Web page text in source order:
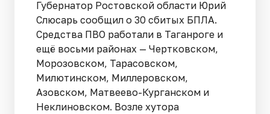
Губернатор Ростовской области Юрий
Слюсарь сообщил о 30 сбитых БПЛА.
Средства ПВО работали в Таганроге и
ещё восьми районах — Чертковском,
Морозовском, Тарасовском,
Милютинском, Миллеровском,
Азовском, Матвеево-Курганском и
Неклиновском. Возле хутора